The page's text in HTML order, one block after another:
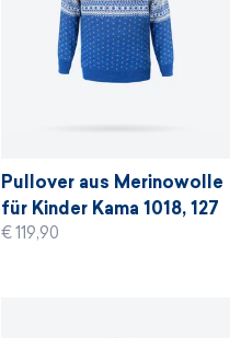
Pullover aus Merinowolle
für Kinder Kama 1018, 127
- denim blau
€ 119,90